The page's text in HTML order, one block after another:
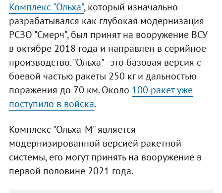
Комплекс "Ольха", который изначально
разрабатывался как глубокая модернизация
РСЗО "Смерч", был принят на вооружение ВСУ
в октябре 2018 года и направлен в серийное
производство. "Ольха" - это базовая версия с
боевой частью ракеты 250 кг и дальностью
поражения до 70 км. Около 100 ракет уже
поступило в войска.
Комплекс "Ольха-М" является
модернизированной версией ракетной
системы, его могут принять на вооружение в
первой половине 2021 года.